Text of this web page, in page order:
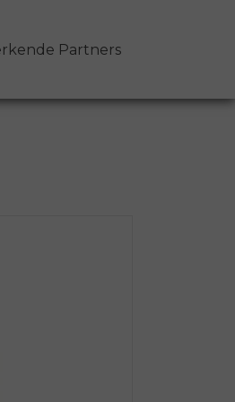
Partners